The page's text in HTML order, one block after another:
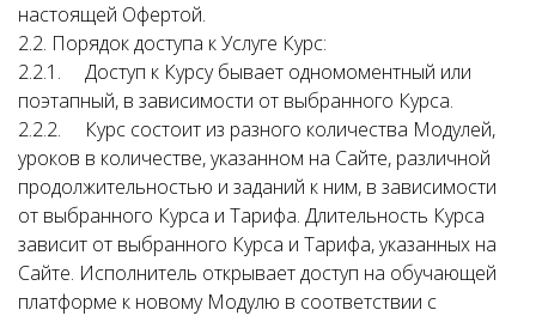
настоящей Офертой.
2.2. Порядок доступа к Услуге Курс:
2.2.1. Доступ к Курсу бывает одномоментный или
поэтапный, в зависимости от выбранного Курса.
2.2.2. Курс состоит из разного количества Модулей,
уроков в количестве, указанном на Сайте, различной
продолжительностью и заданий к ним, в зависимости
от выбранного Курса и Тарифа. Длительность Курса
зависит от выбранного Курса и Тарифа, указанных на
Сайте. Исполнитель открывает доступ на обучающей
платформе к новому Модулю в соответствии с